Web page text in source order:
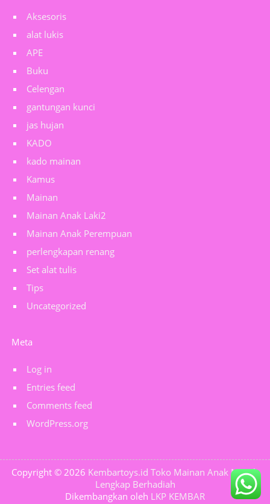
Aksesoris
alat lukis
APE
Buku
Celengan
gantungan kunci
jas hujan
KADO
kado mainan
Kamus
Mainan
Mainan Anak Laki2
Mainan Anak Perempuan
perlengkapan renang
Set alat tulis
Tips
Uncategorized
Meta
Log in
Entries feed
Comments feed
WordPress.org
Copyright © 2026 Kembartoys.id Toko Mainan Anak Murah
Lengkap Berhadiah
Dikembangkan oleh LKP KEMBAR